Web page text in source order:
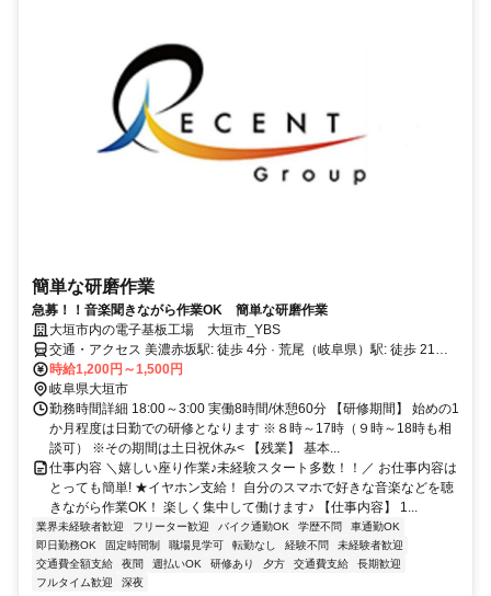
簡単な研磨作業
急募！！音楽聞きながら作業OK 簡単な研磨作業
大垣市内の電子基板工場 大垣市_YBS
交通・アクセス 美濃赤坂駅: 徒歩 4分 · 荒尾（岐阜県）駅: 徒歩 21分 ·
東赤坂駅: 徒歩 22分.
時給1,200円～1,500円
岐阜県大垣市
勤務時間詳細 18:00～3:00 実働8時間/休憩60分 【研修期間】 始めの1
か月程度は日勤での研修となります ※８時～17時（９時～18時も相
談可） ※その期間は土日祝休み< 【残業】 基本...
仕事内容 ＼嬉しい座り作業♪未経験スタート多数！！／ お仕事内容は
とっても簡単! ★イヤホン支給！ 自分のスマホで好きな音楽などを聴
きながら作業OK！ 楽しく集中して働けます♪ 【仕事内容】 1...
業界未経験者歓迎 フリーター歓迎 バイク通勤OK 学歴不問
車通勤OK
即日勤務OK
固定時間制 職場見学可 転勤なし 経験不問
未経験者歓迎
交通費全額支給
夜間 週払いOK 研修あり 夕方 交通費支給
長期歓迎
フルタイム歓迎
深夜